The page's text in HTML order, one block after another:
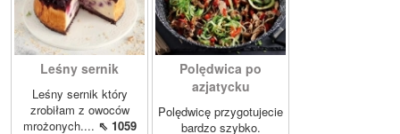
Leśny sernik
Leśny sernik który
zrobiłam z owoców
mrożonych.... ⇖ 1059
Polędwica po
azjatycku
Polędwicę przygotujecie
bardzo szybko.